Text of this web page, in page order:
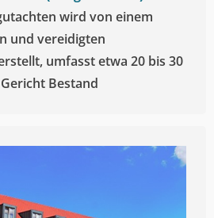
wird von einem
und vereidigten
umfasst etwa 20 bis 30
Bestand